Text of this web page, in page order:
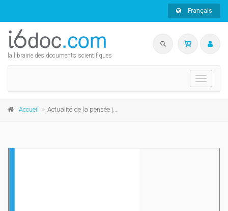
Français
la librairie des documents scientifiques
Toggle
Accueil Actualité de la pensée juridique de Jeremy Bentham